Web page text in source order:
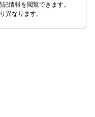
情報を閲覧できます。
異なります。